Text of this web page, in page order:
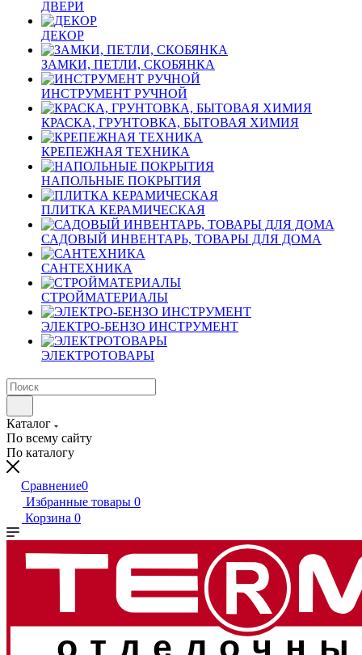
ДВЕРИ
ДЕКОР
ЗАМКИ, ПЕТЛИ, СКОБЯНКА
ИНСТРУМЕНТ РУЧНОЙ
КРАСКА, ГРУНТОВКА, БЫТОВАЯ ХИМИЯ
КРЕПЕЖНАЯ ТЕХНИКА
НАПОЛЬНЫЕ ПОКРЫТИЯ
ПЛИТКА КЕРАМИЧЕСКАЯ
САДОВЫЙ ИНВЕНТАРЬ, ТОВАРЫ ДЛЯ ДОМА
САНТЕХНИКА
СТРОЙМАТЕРИАЛЫ
ЭЛЕКТРО-БЕНЗО ИНСТРУМЕНТ
ЭЛЕКТРОТОВАРЫ
Каталог
По всему сайту
По каталогу
Сравнение0
Избранные товары 0
Корзина 0